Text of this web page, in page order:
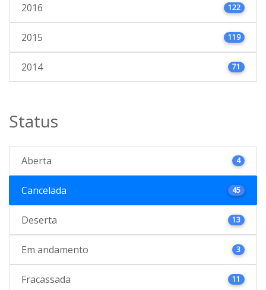
2016 122
2015 119
2014 71
Status
Aberta 4
Cancelada 45
Deserta 13
Em andamento 3
Fracassada 11